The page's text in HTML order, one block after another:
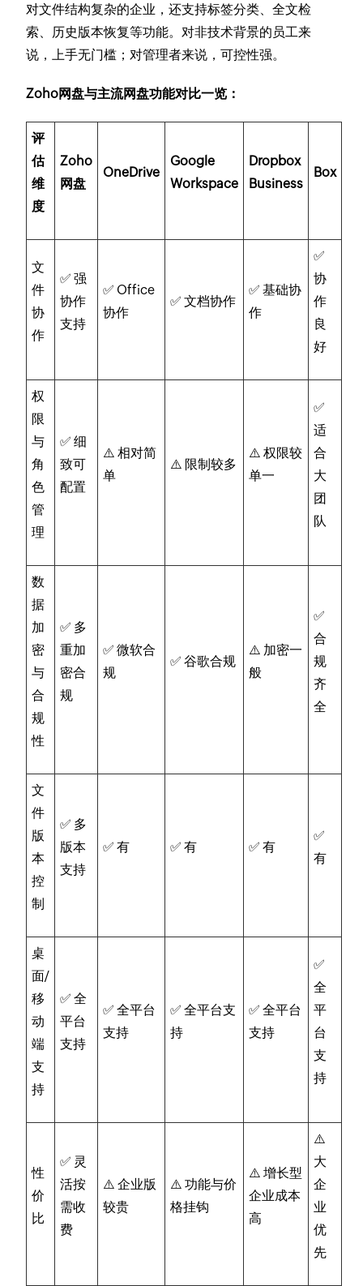
对文件结构复杂的企业，还支持标签分类、全文检
索、历史版本恢复等功能。对非技术背景的员工来
说，上手无门槛；对管理者来说，可控性强。
Zoho网盘与主流网盘功能对比一览：
评
估
维
度
Zoho
网盘
OneDrive
Google
Workspace
Dropbox
Business
Box
文
件
协
作
✅ 强
协作
支持
✅ Office
协作
✅ 文档协作
✅ 基础协
作
✅
协
作
良
好
权
限
与
角
色
管
理
✅ 细
致可
配置
⚠️ 相对简
单
⚠️ 限制较多
⚠️ 权限较
单一
✅
适
合
大
团
队
数
据
加
密
与
合
规
性
✅ 多
重加
密合
规
✅ 微软合
规
✅ 谷歌合规
⚠️ 加密一
般
✅
合
规
齐
全
文
件
版
本
控
制
✅ 多
版本
支持
✅ 有 ✅ 有 ✅ 有
✅
有
桌
面/
移
动
端
支
持
✅ 全
平台
支持
✅ 全平台
支持
✅ 全平台支
持
✅ 全平台
支持
✅
全
平
台
支
持
性
价
比
✅ 灵
活按
需收
费
⚠️ 企业版
较贵
⚠️ 功能与价
格挂钩
⚠️ 增长型
企业成本
高
⚠️
大
企
业
优
先